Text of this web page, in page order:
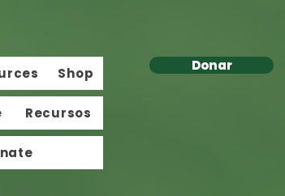
Shop
Recursos
Donar